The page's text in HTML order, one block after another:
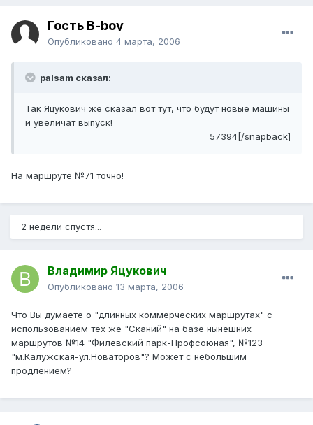
Гость B-boy
Опубликовано 4 марта, 2006
palsam сказал:
Так Яцукович же сказал вот тут, что будут новые машины
и увеличат выпуск!
57394[/snapback]
На маршруте №71 точно!
2 недели спустя...
Владимир Яцукович
Опубликовано 13 марта, 2006
Что Вы думаете о "длинных коммерческих маршрутах" с
использованием тех же "Сканий" на базе нынешних
маршрутов №14 "Филевский парк-Профсоюная", №123
"м.Калужская-ул.Новаторов"? Может с небольшим
продлением?